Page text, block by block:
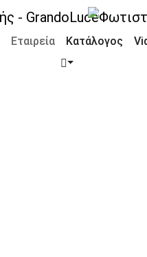
Εταιρεία Κατάλογος